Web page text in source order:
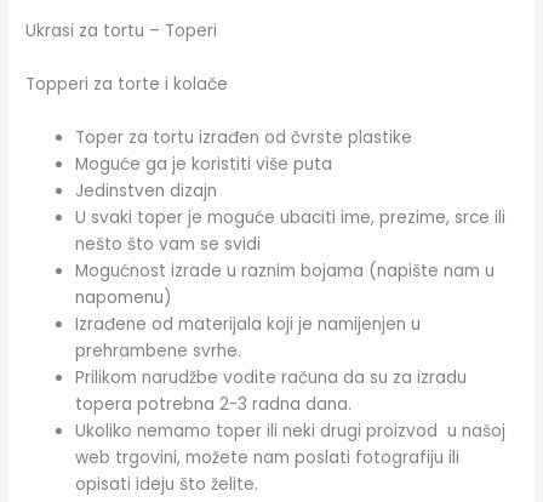
Ukrasi za tortu – Toperi
Topperi za torte i kolače
Toper za tortu izrađen od čvrste plastike
Moguće ga je koristiti više puta
Jedinstven dizajn
U svaki toper je moguće ubaciti ime, prezime, srce ili
nešto što vam se svidi
Mogućnost izrade u raznim bojama (napište nam u
napomenu)
Izrađene od materijala koji je namijenjen u
prehrambene svrhe.
Prilikom narudžbe vodite računa da su za izradu
topera potrebna 2-3 radna dana.
Ukoliko nemamo toper ili neki drugi proizvod u našoj
web trgovini, možete nam poslati fotografiju ili
opisati ideju što želite.